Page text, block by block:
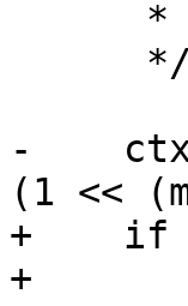
-
(1 <<
+    if
+